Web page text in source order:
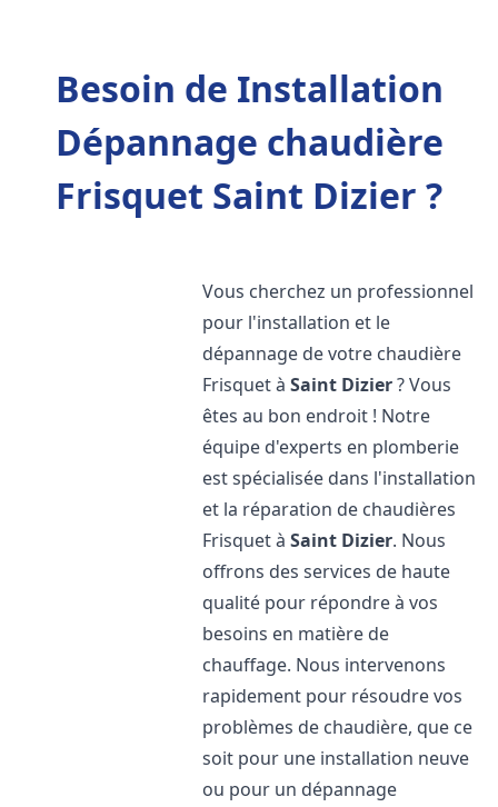
Besoin de Installation
Dépannage chaudière
Frisquet Saint Dizier ?
Vous cherchez un professionnel
pour l'installation et le
dépannage de votre chaudière
Frisquet àSaint Dizier? Vous
êtes au bon endroit ! Notre
équipe d'experts en plomberie
est spécialisée dans l'installation
et la réparation de chaudières
Frisquet àSaint Dizier. Nous
offrons des services de haute
qualité pour répondre à vos
besoins en matière de
chauffage. Nous intervenons
rapidement pour résoudre vos
problèmes de chaudière, que ce
soit pour une installation neuve
ou pour un dépannage